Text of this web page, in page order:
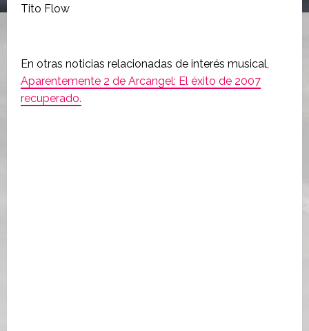
Tito Flow
En otras noticias relacionadas de interés musical,
Aparentemente 2 de Arcangel: El éxito de 2007
recuperado.